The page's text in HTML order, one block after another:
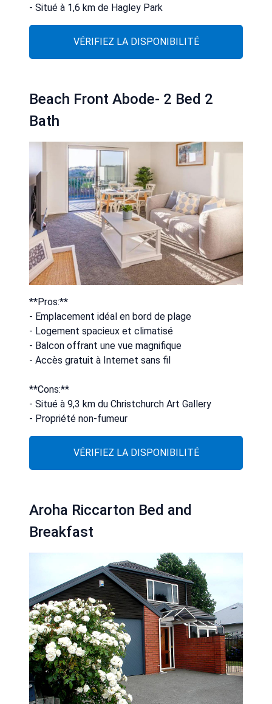
- Situé à 1,6 km de Hagley Park
VÉRIFIEZ LA DISPONIBILITÉ
Beach Front Abode- 2 Bed 2
Bath
**Pros:**
- Emplacement idéal en bord de plage
- Logement spacieux et climatisé
- Balcon offrant une vue magnifique
- Accès gratuit à Internet sans fil
**Cons:**
- Situé à 9,3 km du Christchurch Art Gallery
- Propriété non-fumeur
VÉRIFIEZ LA DISPONIBILITÉ
Aroha Riccarton Bed and
Breakfast